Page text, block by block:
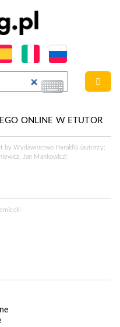
ONLINE W ETUTOR
by Wydawnictwo HaraldG (autorzy:
Jan Mankowicz)